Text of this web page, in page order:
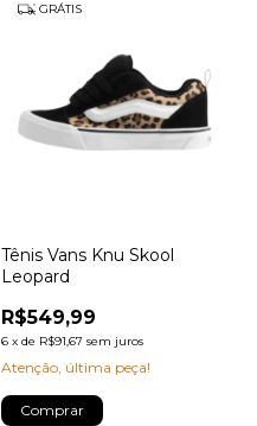
GRÁTIS
Tênis Vans Knu Skool
Leopard
R$549,99
6 x de R$91,67 sem juros
Atenção, última peça!
Comprar